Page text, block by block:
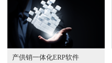
产供销一体化ERP软件